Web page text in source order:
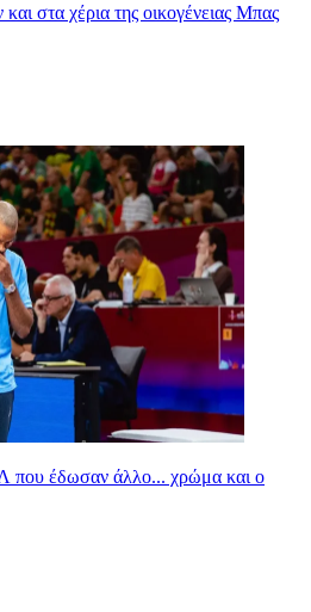
στα χέρια της οικογένειας Μπας
που έδωσαν άλλο... χρώμα και ο